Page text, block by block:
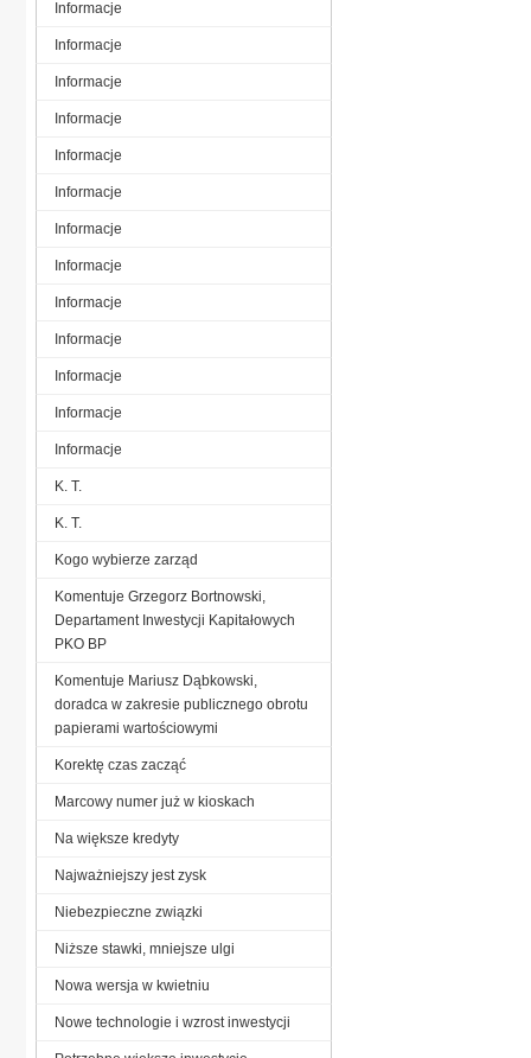
Informacje
Informacje
Informacje
Informacje
Informacje
Informacje
Informacje
Informacje
Informacje
Informacje
Informacje
Informacje
Informacje
K. T.
K. T.
Kogo wybierze zarząd
Komentuje Grzegorz Bortnowski,
Departament Inwestycji Kapitałowych
PKO BP
Komentuje Mariusz Dąbkowski,
doradca w zakresie publicznego obrotu
papierami wartościowymi
Korektę czas zacząć
Marcowy numer już w kioskach
Na większe kredyty
Najważniejszy jest zysk
Niebezpieczne związki
Niższe stawki, mniejsze ulgi
Nowa wersja w kwietniu
Nowe technologie i wzrost inwestycji